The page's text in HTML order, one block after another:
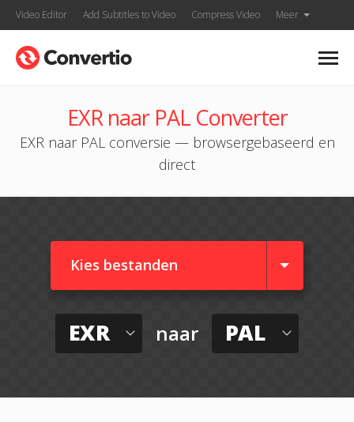
Video Editor Add Subtitles to Video Compress Video Meer
EXR naar PAL Converter
EXR naar PAL conversie — browsergebaseerd en
direct
Kies bestanden
EXR naar PAL